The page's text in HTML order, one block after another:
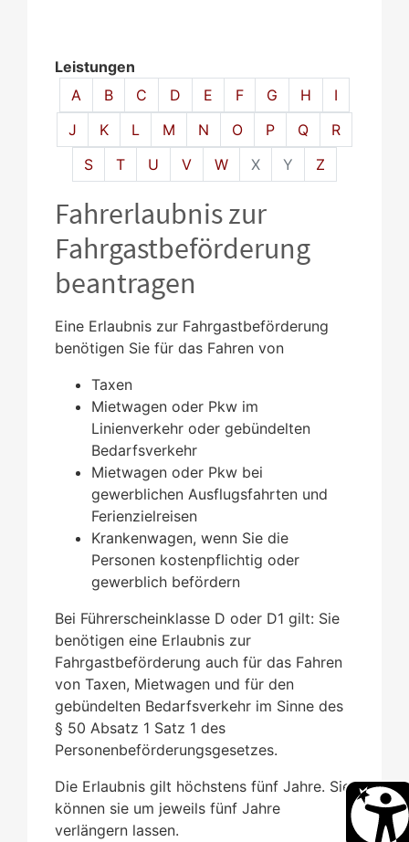
Leistungen
Alphabetisches Register überspringen
A B C D E F G H
I
J
K L M N O P Q
R
S
T U V W X Y Z
Fahrerlaubnis zur
Fahrgastbeförderung
beantragen
Eine Erlaubnis zur Fahrgastbeförderung
benötigen Sie für das Fahren von
Taxen
Mietwagen oder Pkw im
Linienverkehr oder gebündelten
Bedarfsverkehr
Mietwagen oder Pkw bei
gewerblichen Ausflugsfahrten und
Ferienzielreisen
Krankenwagen, wenn Sie die
Personen kostenpflichtig oder
gewerblich befördern
Bei Führerscheinklasse D oder D1 gilt: Sie
benötigen eine Erlaubnis zur
Fahrgastbeförderung auch für das Fahren
von Taxen, Mietwagen und für den
gebündelten Bedarfsverkehr im Sinne des
§ 50 Absatz 1 Satz 1 des
Personenbeförderungsgesetzes.
Die Erlaubnis gilt höchstens fünf Jahre. Sie
können sie um jeweils fünf Jahre
verlängern lassen.